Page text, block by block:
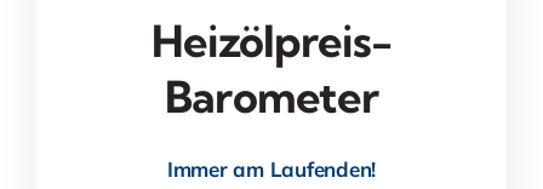
Heizölpreis-
Barometer
Immer am Laufenden!